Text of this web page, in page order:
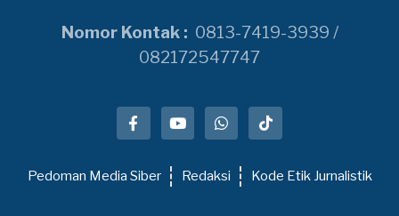
Nomor Kontak : 0813-7419-3939 /
082172547747
Pedoman Media Siber Redaksi Kode Etik Jurnalistik